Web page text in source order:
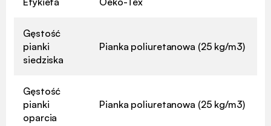
Gęstość
pianki
siedziska
Pianka poliuretanowa (25 kg/m3)
Gęstość
pianki
oparcia
Pianka poliuretanowa (25 kg/m3)